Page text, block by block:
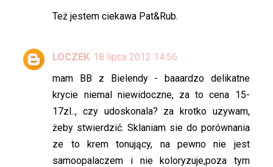
Też jestem ciekawa Pat&Rub.
LOCZEK 18 lipca 2012 14:56
mam BB z Bielendy - baaardzo delikatne
krycie niemal niewidoczne, za to cena 15-
17zl.., czy udoskonala? za krotko uzywam,
żeby stwierdzić. Sklaniam sie do porównania
ze to krem tonujący, na pewno nie jest
samoopalaczem i nie koloryzuje,poza tym